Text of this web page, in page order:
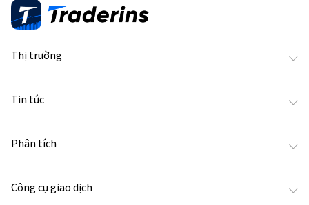
Thị trường
Tin tức
Phân tích
Công cụ giao dịch